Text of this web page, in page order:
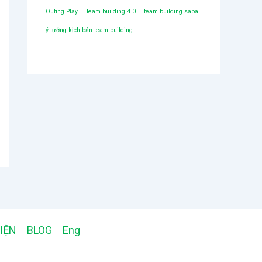
h
n
Outing Play team building 4.0 team building sapa
ý tưởng kịch bản team building
BLOG Eng